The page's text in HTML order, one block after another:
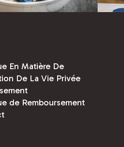
En Matière De
De La Vie Privée
de Remboursement